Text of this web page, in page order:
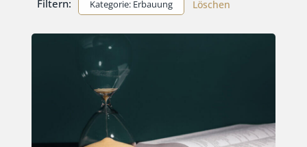
Filtern: Kategorie: Erbauung Löschen